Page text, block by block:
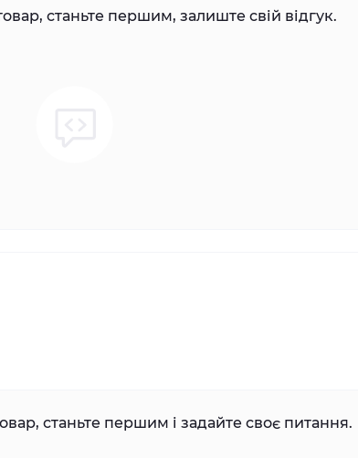
станьте першим, залиште свій відгук.
станьте першим і задайте своє питання.